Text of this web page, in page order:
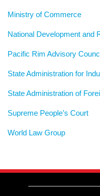
Ministry of Commerce
National Development and
Pacific Rim Advisory
State Administration for
State Administration of
Supreme People’s Court
World Law Group